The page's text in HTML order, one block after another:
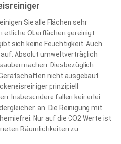
Sie alle Flächen sehr
etliche Oberflächen gereinigt
sich keine Feuchtigkeit. Auch
Absolut umweltverträglich
Diesbezüglich
nicht ausgebaut
prinzipiell
Insbesondere fallen keinerlei
an. Die Reinigung mit
Nur auf die CO2 Werte ist
Räumlichkeiten zu